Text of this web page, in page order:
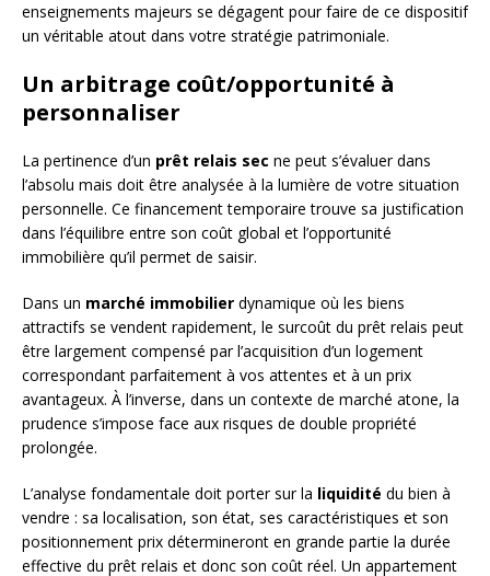
enseignements majeurs se dégagent pour faire de ce dispositif
un véritable atout dans votre stratégie patrimoniale.
Un arbitrage coût/opportunité à
personnaliser
La pertinence d’un prêt relais sec ne peut s’évaluer dans
l’absolu mais doit être analysée à la lumière de votre situation
personnelle. Ce financement temporaire trouve sa justification
dans l’équilibre entre son coût global et l’opportunité
immobilière qu’il permet de saisir.
Dans un marché immobilier dynamique où les biens
attractifs se vendent rapidement, le surcoût du prêt relais peut
être largement compensé par l’acquisition d’un logement
correspondant parfaitement à vos attentes et à un prix
avantageux. À l’inverse, dans un contexte de marché atone, la
prudence s’impose face aux risques de double propriété
prolongée.
L’analyse fondamentale doit porter sur la liquidité du bien à
vendre : sa localisation, son état, ses caractéristiques et son
positionnement prix détermineront en grande partie la durée
effective du prêt relais et donc son coût réel. Un appartement